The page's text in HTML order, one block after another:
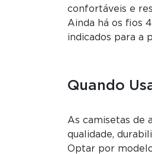
confortáveis e
Ainda há os fios
indicados para a
Quando
As camisetas de
qualidade,
Optar por